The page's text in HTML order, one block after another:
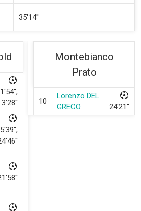
35'14''
1'54'',
3'28''
Montebianco
Prato
10
Lorenzo DEL
GRECO
24'21''